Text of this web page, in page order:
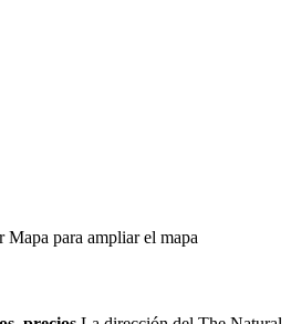
para ampliar el mapa